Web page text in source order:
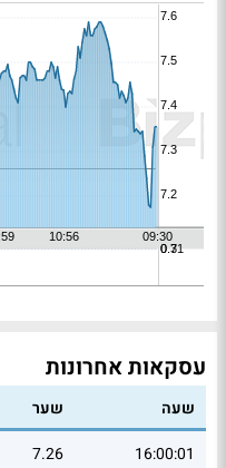
עסקאות אחרונות
שעה שער
16:00:01
7.26